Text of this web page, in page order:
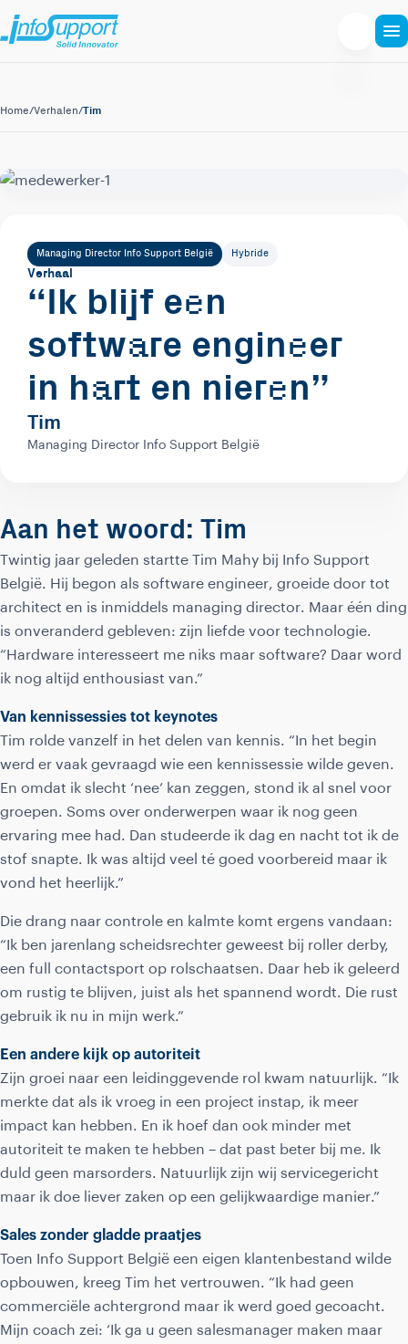
Home/Verhalen/Tim
Managing Director Info Support België Hybride
Verhaal
“Ik blijf een
software engineer
in hart en nieren”
Tim
Managing Director Info Support België
Aan het woord: Tim
Twintig jaar geleden startte Tim Mahy bij Info Support
België. Hij begon als software engineer, groeide door tot
architect en is inmiddels managing director. Maar één ding
is onveranderd gebleven: zijn liefde voor technologie.
“Hardware interesseert me niks maar software? Daar word
ik nog altijd enthousiast van.”
Van kennissessies tot keynotes
Tim rolde vanzelf in het delen van kennis. “In het begin
werd er vaak gevraagd wie een kennissessie wilde geven.
En omdat ik slecht ‘nee’ kan zeggen, stond ik al snel voor
groepen. Soms over onderwerpen waar ik nog geen
ervaring mee had. Dan studeerde ik dag en nacht tot ik de
stof snapte. Ik was altijd veel té goed voorbereid maar ik
vond het heerlijk.”
Die drang naar controle en kalmte komt ergens vandaan:
“Ik ben jarenlang scheidsrechter geweest bij roller derby,
een full contactsport op rolschaatsen. Daar heb ik geleerd
om rustig te blijven, juist als het spannend wordt. Die rust
gebruik ik nu in mijn werk.”
Een andere kijk op autoriteit
Zijn groei naar een leidinggevende rol kwam natuurlijk. “Ik
merkte dat als ik vroeg in een project instap, ik meer
impact kan hebben. En ik hoef dan ook minder met
autoriteit te maken te hebben – dat past beter bij me. Ik
duld geen marsorders. Natuurlijk zijn wij servicegericht
maar ik doe liever zaken op een gelijkwaardige manier.”
Sales zonder gladde praatjes
Toen Info Support België een eigen klantenbestand wilde
opbouwen, kreeg Tim het vertrouwen. “Ik had geen
commerciële achtergrond maar ik werd goed gecoacht.
Mijn coach zei: ‘Ik ga u geen salesmanager maken maar